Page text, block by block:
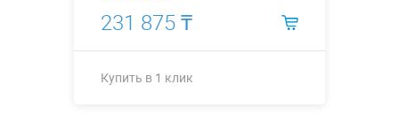
231 875 ₸
Купить в 1 клик